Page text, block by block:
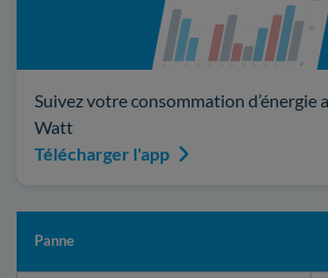
Suivez votre consommation d’énergie
Watt
Télécharger l'app
Panne